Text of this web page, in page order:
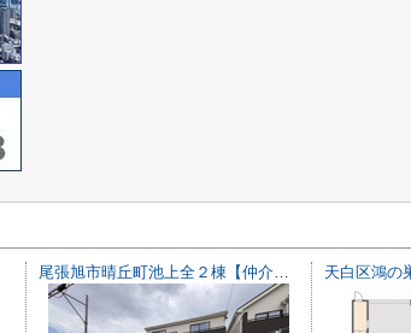
尾張旭市晴丘町池上全２棟【仲介手数料無料 本地原小 旭中】 天白区鴻の